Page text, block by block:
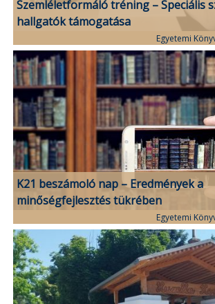
Szemléletformáló tréning – Speciális
hallgatók támogatása
Egyetemi
K21 beszámoló nap – Eredmények a
minőségfejlesztés tükrében
Egyetemi